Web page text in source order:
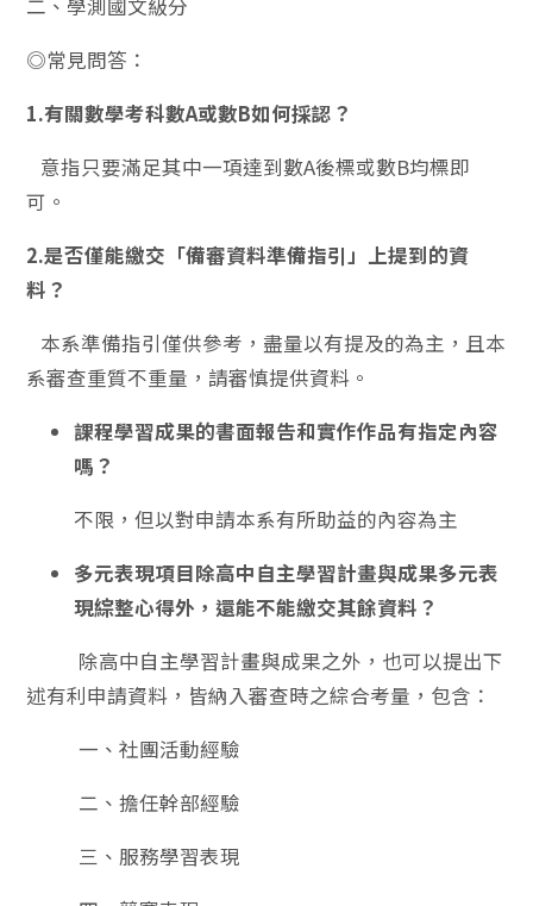
二、學測國文級分
◎常見問答：
1.有關數學考科數A或數B如何採認？
意指只要滿足其中一項達到數A後標或數B均標即
可。
2.是否僅能繳交「備審資料準備指引」上提到的資
料？
本系準備指引僅供參考，盡量以有提及的為主，且本
系審查重質不重量，請審慎提供資料。
課程學習成果的書面報告和實作作品有指定內容
嗎？
不限，但以對申請本系有所助益的內容為主
多元表現項目除高中自主學習計畫與成果多元表
現綜整心得外，還能不能繳交其餘資料？
除高中自主學習計畫與成果之外，也可以提出下
述有利申請資料，皆納入審查時之綜合考量，包含：
一、社團活動經驗
二、擔任幹部經驗
三、服務學習表現